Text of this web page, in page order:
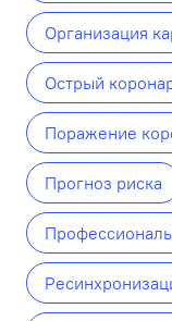
Организация
Острый
Поражение
Прогноз риска